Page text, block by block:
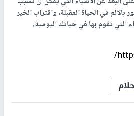
في الحياة المقبلة، واقتراب الخير
التي تقوم بها في حياتك اليومية.